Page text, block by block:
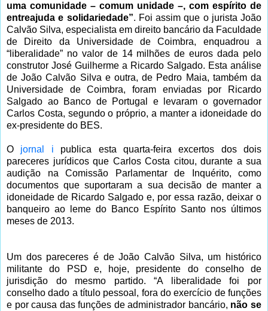
uma comunidade – comum unidade –, com espírito de
entreajuda e solidariedade”. Foi assim que o jurista João
Calvão Silva, especialista em direito bancário da Faculdade
de Direito da Universidade de Coimbra, enquadrou a
“liberalidade” no valor de 14 milhões de euros dada pelo
construtor José Guilherme a Ricardo Salgado. Esta análise
de João Calvão Silva e outra, de Pedro Maia, também da
Universidade de Coimbra, foram enviadas por Ricardo
Salgado ao Banco de Portugal e levaram o governador
Carlos Costa, segundo o próprio, a manter a idoneidade do
ex-presidente do BES.
O jornal i publica esta quarta-feira excertos dos dois
pareceres jurídicos que Carlos Costa citou, durante a sua
audição na Comissão Parlamentar de Inquérito, como
documentos que suportaram a sua decisão de manter a
idoneidade de Ricardo Salgado e, por essa razão, deixar o
banqueiro ao leme do Banco Espírito Santo nos últimos
meses de 2013.
Um dos pareceres é de João Calvão Silva, um histórico
militante do PSD e, hoje, presidente do conselho de
jurisdição do mesmo partido. “A liberalidade foi por
conselho dado a título pessoal, fora do exercício de funções
e por causa das funções de administrador bancário, não se